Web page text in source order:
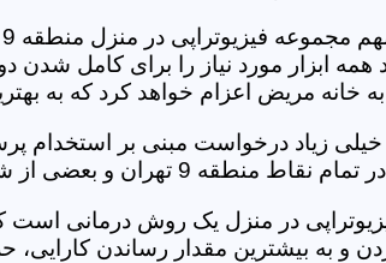
همه ابزار مورد نیاز را برای کامل
به خانه مریض اعزام خواهد کرد که به
خیلی زیاد درخواست مبنی بر استخدام
تشکیل کنیم و خدمات فیزیوتراپی در منزل را انجام دهیم.
در منزل یک روش درمانی است
و به بیشترین مقدار رساندن